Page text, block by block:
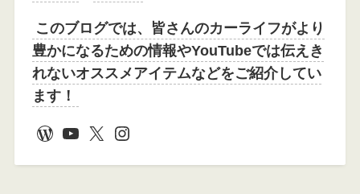
このブログでは、皆さんのカーライフがより
豊かになるための情報やYouTubeでは伝えき
れないオススメアイテムなどをご紹介してい
ます！
WordPress YouTube X Instagram